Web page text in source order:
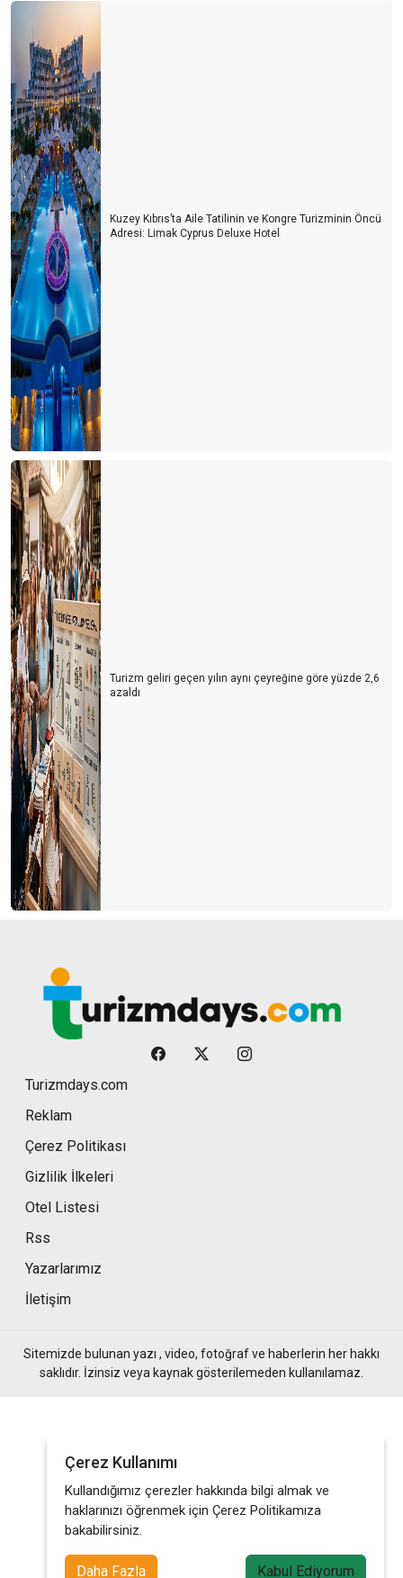
Kuzey Kıbrıs’ta Aile Tatilinin ve Kongre Turizminin Öncü
Adresi: Limak Cyprus Deluxe Hotel
Turizm geliri geçen yılın aynı çeyreğine göre yüzde 2,6
azaldı
Turizmdays.com
Reklam
Çerez Politikası
Gizlilik İlkeleri
Otel Listesi
Rss
Yazarlarımız
İletişim
Sitemizde bulunan yazı , video, fotoğraf ve haberlerin her hakkı
saklıdır. İzinsiz veya kaynak gösterilemeden kullanılamaz.
Çerez Kullanımı
Kullandığımız çerezler hakkında bilgi almak ve
haklarınızı öğrenmek için Çerez Politikamıza
bakabilirsiniz.
Daha Fazla Kabul Ediyorum